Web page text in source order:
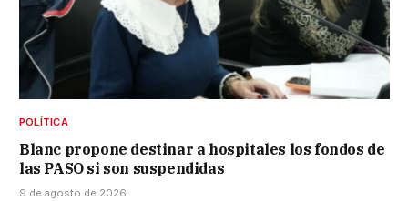
POLÍTICA
Blanc propone destinar a hospitales los fondos de
las PASO si son suspendidas
9 de agosto de 2026